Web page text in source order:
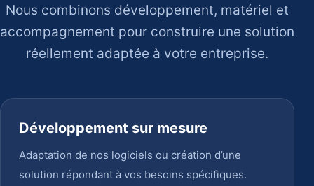
Nous combinons développement, matériel et
accompagnement pour construire une solution
réellement adaptée à votre entreprise.
Développement sur mesure
Adaptation de nos logiciels ou création d’une
solution répondant à vos besoins spécifiques.